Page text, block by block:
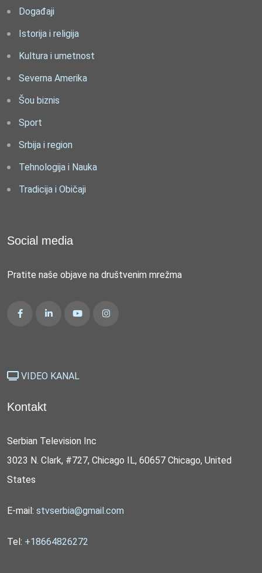
Događaji
Istorija i religija
Kultura i umetnost
Severna Amerika
Šou biznis
Sport
Srbija i region
Tehnologija i Nauka
Tradicija i Običaji
Social media
Pratite naše objave na društvenim mrežma
VIDEO KANAL
Kontakt
Serbian Television Inc
3023 N. Clark, #727, Chicago IL, 60657 Chicago, United
States
E-mail: stvserbia@gmail.com
Tel: +18664826272